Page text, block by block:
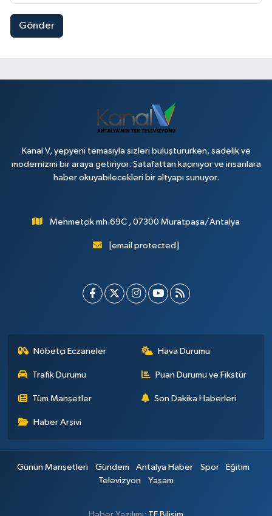
Gönder
Kanal V, yepyeni temasıyla sizleri buluştururken, sadelik ve
modernizmi bir araya getiriyor. Şatafattan kaçınıyor ve insanlara
haber okuyabilecekleri bir altyapı sunuyor.
Mehmetçik mh.69C , 07300 Muratpaşa/Antalya
[email protected]
Nöbetçi Eczaneler Hava Durumu
Trafik Durumu Puan Durumu ve Fikstür
Tüm Manşetler Son Dakika Haberleri
Haber Arşivi
Günün Manşetleri Gündem Antalya Haber Spor
Eğitim
Televizyon
Yaşam